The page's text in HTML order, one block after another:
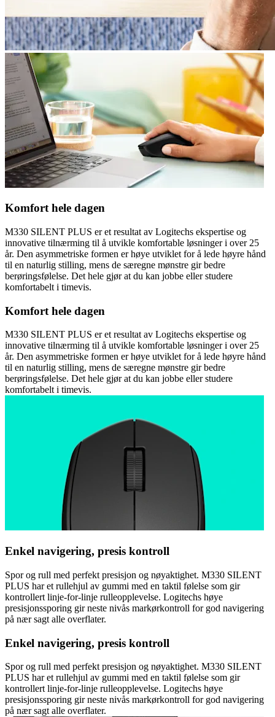
Komfort hele dagen
M330 SILENT PLUS er et resultat av Logitechs ekspertise og
innovative tilnærming til å utvikle komfortable løsninger i over 25
år. Den asymmetriske formen er høye utviklet for å lede høyre hånd
til en naturlig stilling, mens de særegne mønstre gir bedre
berøringsfølelse. Det hele gjør at du kan jobbe eller studere
komfortabelt i timevis.
Komfort hele dagen
M330 SILENT PLUS er et resultat av Logitechs ekspertise og
innovative tilnærming til å utvikle komfortable løsninger i over 25
år. Den asymmetriske formen er høye utviklet for å lede høyre hånd
til en naturlig stilling, mens de særegne mønstre gir bedre
berøringsfølelse. Det hele gjør at du kan jobbe eller studere
komfortabelt i timevis.
Enkel navigering, presis kontroll
Spor og rull med perfekt presisjon og nøyaktighet. M330 SILENT
PLUS har et rullehjul av gummi med en taktil følelse som gir
kontrollert linje-for-linje rulleopplevelse. Logitechs høye
presisjonssporing gir neste nivås markørkontroll for god navigering
på nær sagt alle overflater.
Enkel navigering, presis kontroll
Spor og rull med perfekt presisjon og nøyaktighet. M330 SILENT
PLUS har et rullehjul av gummi med en taktil følelse som gir
kontrollert linje-for-linje rulleopplevelse. Logitechs høye
presisjonssporing gir neste nivås markørkontroll for god navigering
på nær sagt alle overflater.